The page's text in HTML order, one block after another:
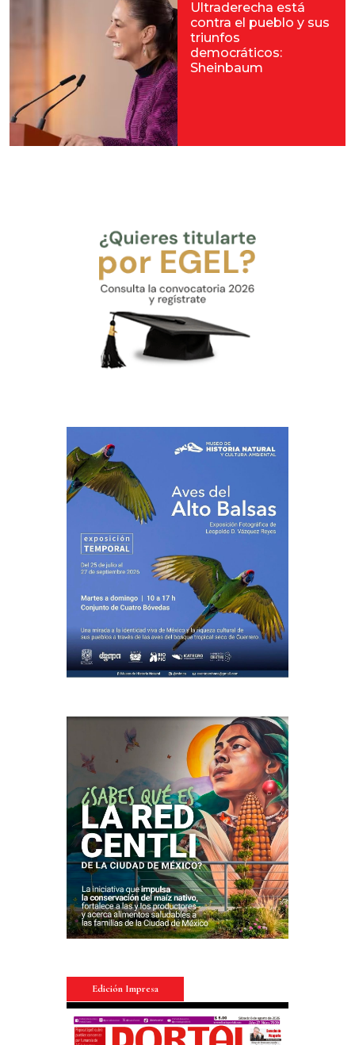
Ultraderecha está
contra el pueblo y sus
triunfos
democráticos:
Sheinbaum
Edición Impresa